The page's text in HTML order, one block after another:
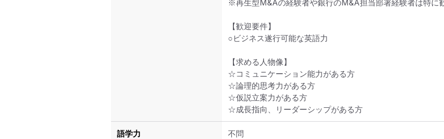
※再生型M&Aの経験者や銀行のM&A担当部署経験者は特に
【歓迎要件】
○ビジネス遂行可能な英語力
【求める人物像】
☆コミュニケーション能力がある方
☆論理的思考力がある方
☆仮説立案力がある方
☆成長指向、リーダーシップがある方
語学力 不問